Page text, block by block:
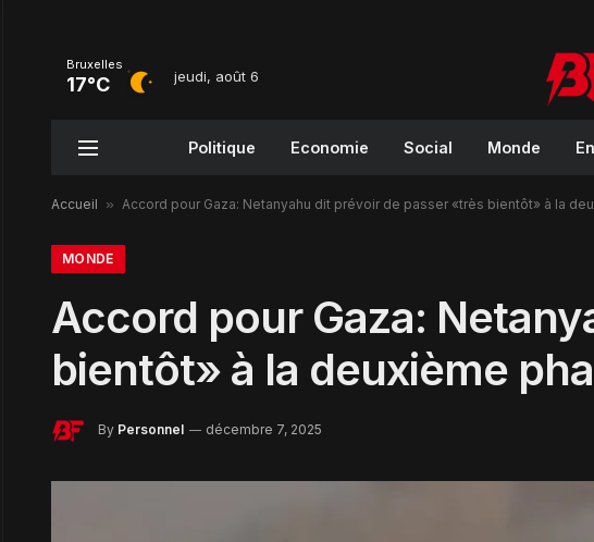
Bruxelles
17°C jeudi, août 6
Politique Economie Social Monde
Accueil » Accord pour Gaza: Netanyahu dit prévoir de passer «très bientôt» à la
MONDE
Accord pour Gaza:
bientôt» à la deuxième
By Personnel décembre 7, 2025